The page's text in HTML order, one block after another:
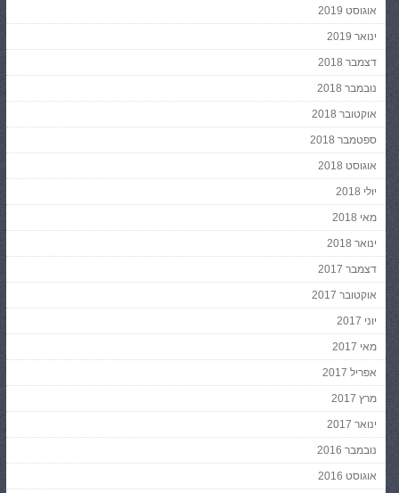
אוגוסט 2019
ינואר 2019
דצמבר 2018
נובמבר 2018
אוקטובר 2018
ספטמבר 2018
אוגוסט 2018
יולי 2018
מאי 2018
ינואר 2018
דצמבר 2017
אוקטובר 2017
יוני 2017
מאי 2017
אפריל 2017
מרץ 2017
ינואר 2017
נובמבר 2016
אוגוסט 2016